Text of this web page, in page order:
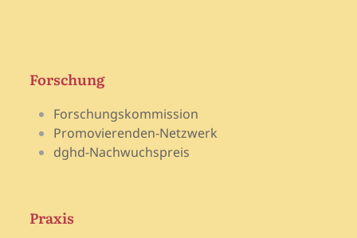
Forschung
Forschungskommission
Promovierenden-Netzwerk
dghd-Nachwuchspreis
Praxis